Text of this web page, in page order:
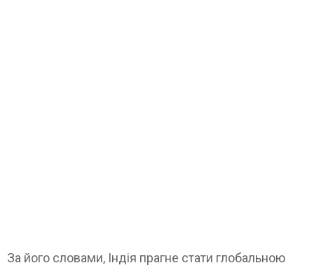
За його словами, Індія прагне стати глобальною